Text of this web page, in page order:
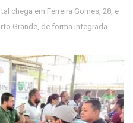
chega em Ferreira Gomes, 28, e
Grande, de forma integrada